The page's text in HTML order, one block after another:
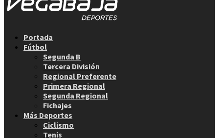
Portada
Fútbol
Segunda B
Tercera División
Regional Preferente
Primera Regional
Segunda Regional
Fichajes
Más Deportes
Ciclismo
Tenis